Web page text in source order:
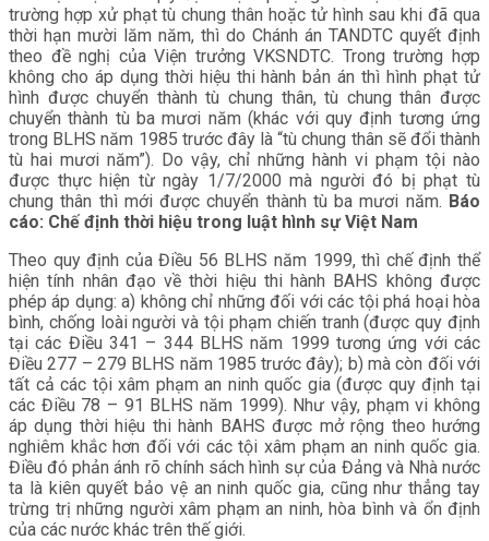
trường hợp xử phạt tù chung thân hoặc tử hình sau khi đã qua
thời hạn mười lăm năm, thì do Chánh án TANDTC quyết định
theo đề nghị của Viện trưởng VKSNDTC. Trong trường hợp
không cho áp dụng thời hiệu thi hành bản án thì hình phạt tử
hình được chuyển thành tù chung thân, tù chung thân được
chuyển thành tù ba mươi năm (khác với quy định tương ứng
trong BLHS năm 1985 trước đây là “tù chung thân sẽ đổi thành
tù hai mươi năm”). Do vậy, chỉ những hành vi phạm tội nào
được thực hiện từ ngày 1/7/2000 mà người đó bị phạt tù
chung thân thì mới được chuyển thành tù ba mươi năm. Báo
cáo: Chế định thời hiệu trong luật hình sự Việt Nam
Theo quy định của Điều 56 BLHS năm 1999, thì chế định thể
hiện tính nhân đạo về thời hiệu thi hành BAHS không được
phép áp dụng: a) không chỉ những đối với các tội phá hoại hòa
bình, chống loài người và tội phạm chiến tranh (được quy định
tại các Điều 341 – 344 BLHS năm 1999 tương ứng với các
Điều 277 – 279 BLHS năm 1985 trước đây); b) mà còn đối với
tất cả các tội xâm phạm an ninh quốc gia (được quy định tại
các Điều 78 – 91 BLHS năm 1999). Như vậy, phạm vi không
áp dụng thời hiệu thi hành BAHS được mở rộng theo hướng
nghiêm khắc hơn đối với các tội xâm phạm an ninh quốc gia.
Điều đó phản ánh rõ chính sách hình sự của Đảng và Nhà nước
ta là kiên quyết bảo vệ an ninh quốc gia, cũng như thẳng tay
trừng trị những người xâm phạm an ninh, hòa bình và ổn định
của các nước khác trên thế giới.